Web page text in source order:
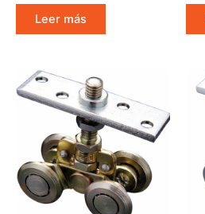
Leer más